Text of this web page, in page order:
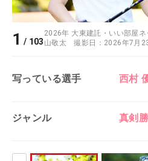
1 / 103
2026年 大東建託・いい部屋
山敬太 撮影日：2026年7月23
写っている選手 西村
ジャンル 真剣